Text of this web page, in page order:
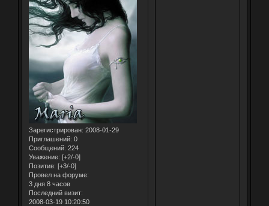
Зарегистрирован: 2008-01-29
Приглашений: 0
Сообщений: 224
Уважение: [+2/-0]
Позитив: [+3/-0]
Провел на форуме:
3 дня 8 часов
Последний визит:
2008-03-19 10:20:50